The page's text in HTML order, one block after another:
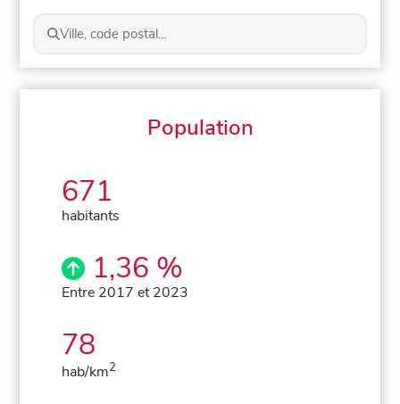
Ville, code postal...
Population
671
habitants
1,36 %
Entre 2017 et 2023
78
hab/km2